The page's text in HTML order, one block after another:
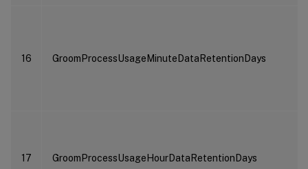
16 GroomProcessUsageMinuteDataRetentionDays
17 GroomProcessUsageHourDataRetentionDays